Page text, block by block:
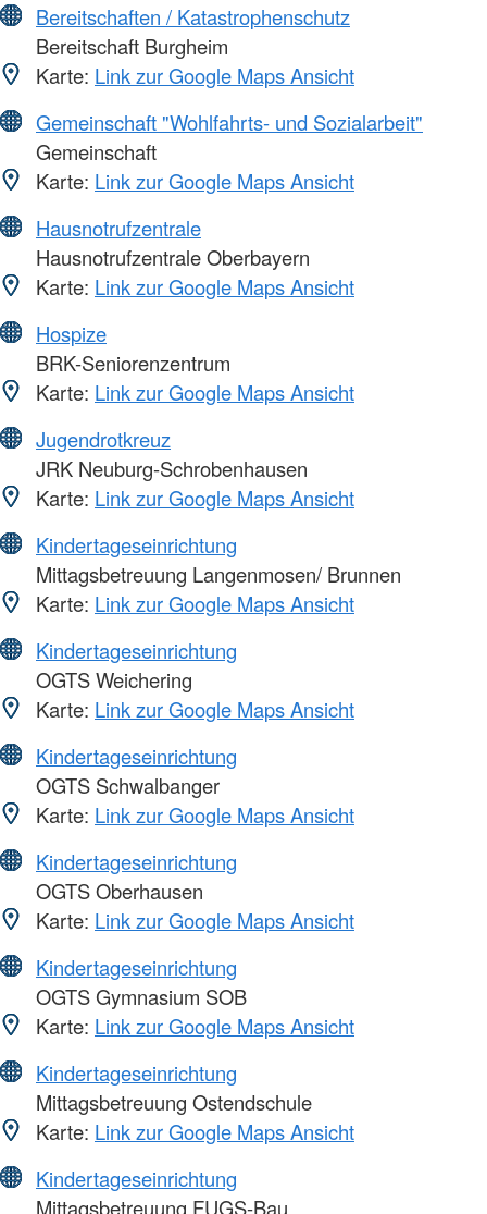
Bereitschaften / Katastrophenschutz
Bereitschaft Burgheim
Karte: Link zur Google Maps Ansicht
Gemeinschaft "Wohlfahrts- und Sozialarbeit"
Gemeinschaft
Karte: Link zur Google Maps Ansicht
Hausnotrufzentrale
Hausnotrufzentrale Oberbayern
Karte: Link zur Google Maps Ansicht
Hospize
BRK-Seniorenzentrum
Karte: Link zur Google Maps Ansicht
Jugendrotkreuz
JRK Neuburg-Schrobenhausen
Karte: Link zur Google Maps Ansicht
Kindertageseinrichtung
Mittagsbetreuung Langenmosen/ Brunnen
Karte: Link zur Google Maps Ansicht
Kindertageseinrichtung
OGTS Weichering
Karte: Link zur Google Maps Ansicht
Kindertageseinrichtung
OGTS Schwalbanger
Karte: Link zur Google Maps Ansicht
Kindertageseinrichtung
OGTS Oberhausen
Karte: Link zur Google Maps Ansicht
Kindertageseinrichtung
OGTS Gymnasium SOB
Karte: Link zur Google Maps Ansicht
Kindertageseinrichtung
Mittagsbetreuung Ostendschule
Karte: Link zur Google Maps Ansicht
Kindertageseinrichtung
Mittagsbetreuung FUGS-Bau